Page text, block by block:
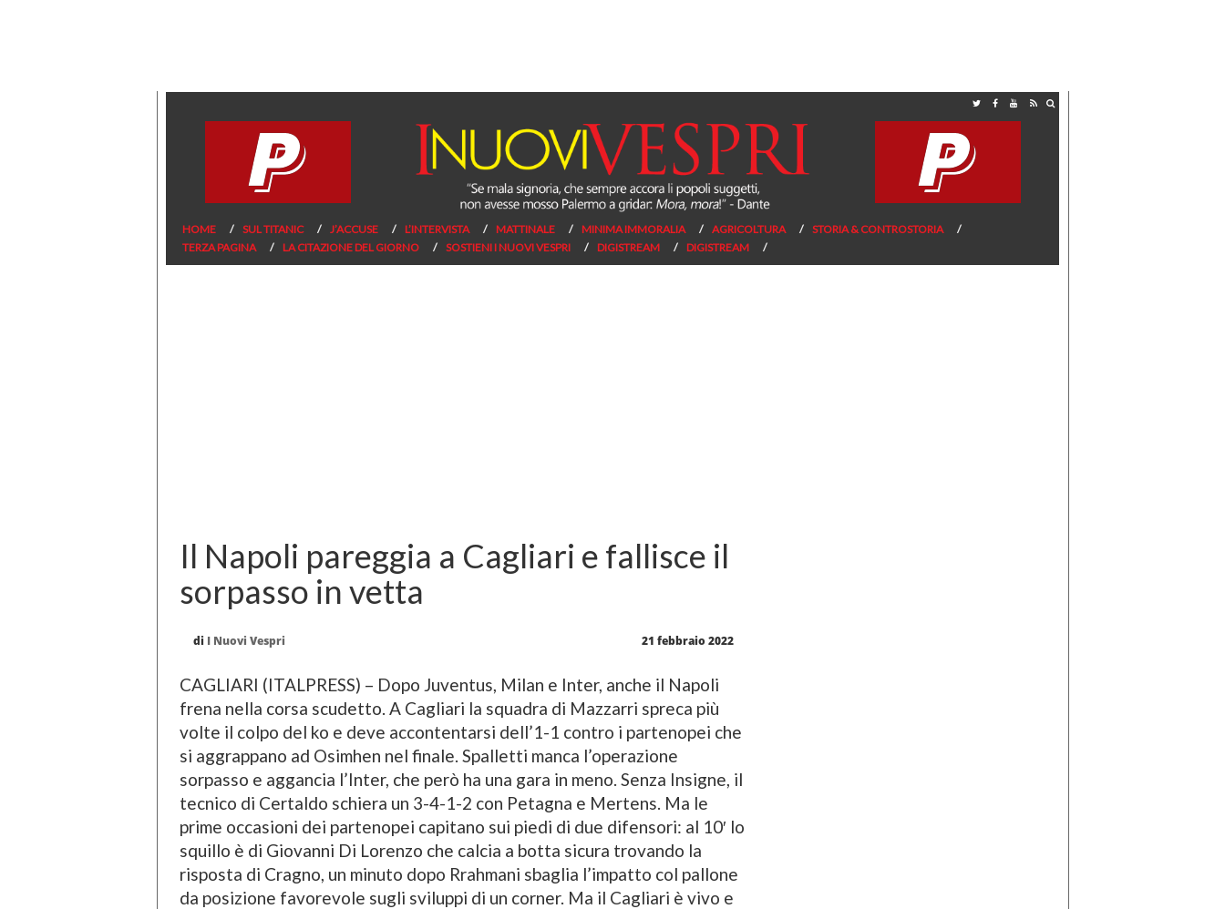
HOME SUL TITANIC J’ACCUSE L’INTERVISTA MATTINALE MINIMA IMMORALIA AGRICOLTURA
STORIA & CONTROSTORIA
TERZA PAGINA
LA CITAZIONE DEL GIORNO SOSTIENI I NUOVI VESPRI DIGISTREAM DIGISTREAM
Il Napoli pareggia a Cagliari e fallisce il
sorpasso in vetta
di I Nuovi Vespri 21 febbraio 2022
CAGLIARI (ITALPRESS) – Dopo Juventus, Milan e Inter, anche il Napoli
frena nella corsa scudetto. A Cagliari la squadra di Mazzarri spreca più
volte il colpo del ko e deve accontentarsi dell’1-1 contro i partenopei che
si aggrappano ad Osimhen nel finale. Spalletti manca l’operazione
sorpasso e aggancia l’Inter, che però ha una gara in meno. Senza Insigne, il
tecnico di Certaldo schiera un 3-4-1-2 con Petagna e Mertens. Ma le
prime occasioni dei partenopei capitano sui piedi di due difensori: al 10′ lo
squillo è di Giovanni Di Lorenzo che calcia a botta sicura trovando la
risposta di Cragno, un minuto dopo Rrahmani sbaglia l’impatto col pallone
da posizione favorevole sugli sviluppi di un corner. Ma il Cagliari è vivo e